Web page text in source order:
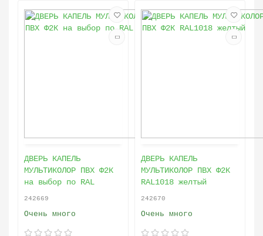
ДВЕРЬ КАПЕЛЬ
МУЛЬТИКОЛОР ПВХ Ф2К
на выбор по RAL
242669
Очень много
ДВЕРЬ КАПЕЛЬ
МУЛЬТИКОЛОР ПВХ Ф2К
RAL1018 желтый
242670
Очень много